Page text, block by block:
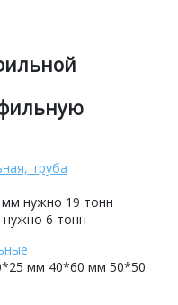
труба
нужно 19 тонн
6 тонн
мм 40*60 мм 50*50